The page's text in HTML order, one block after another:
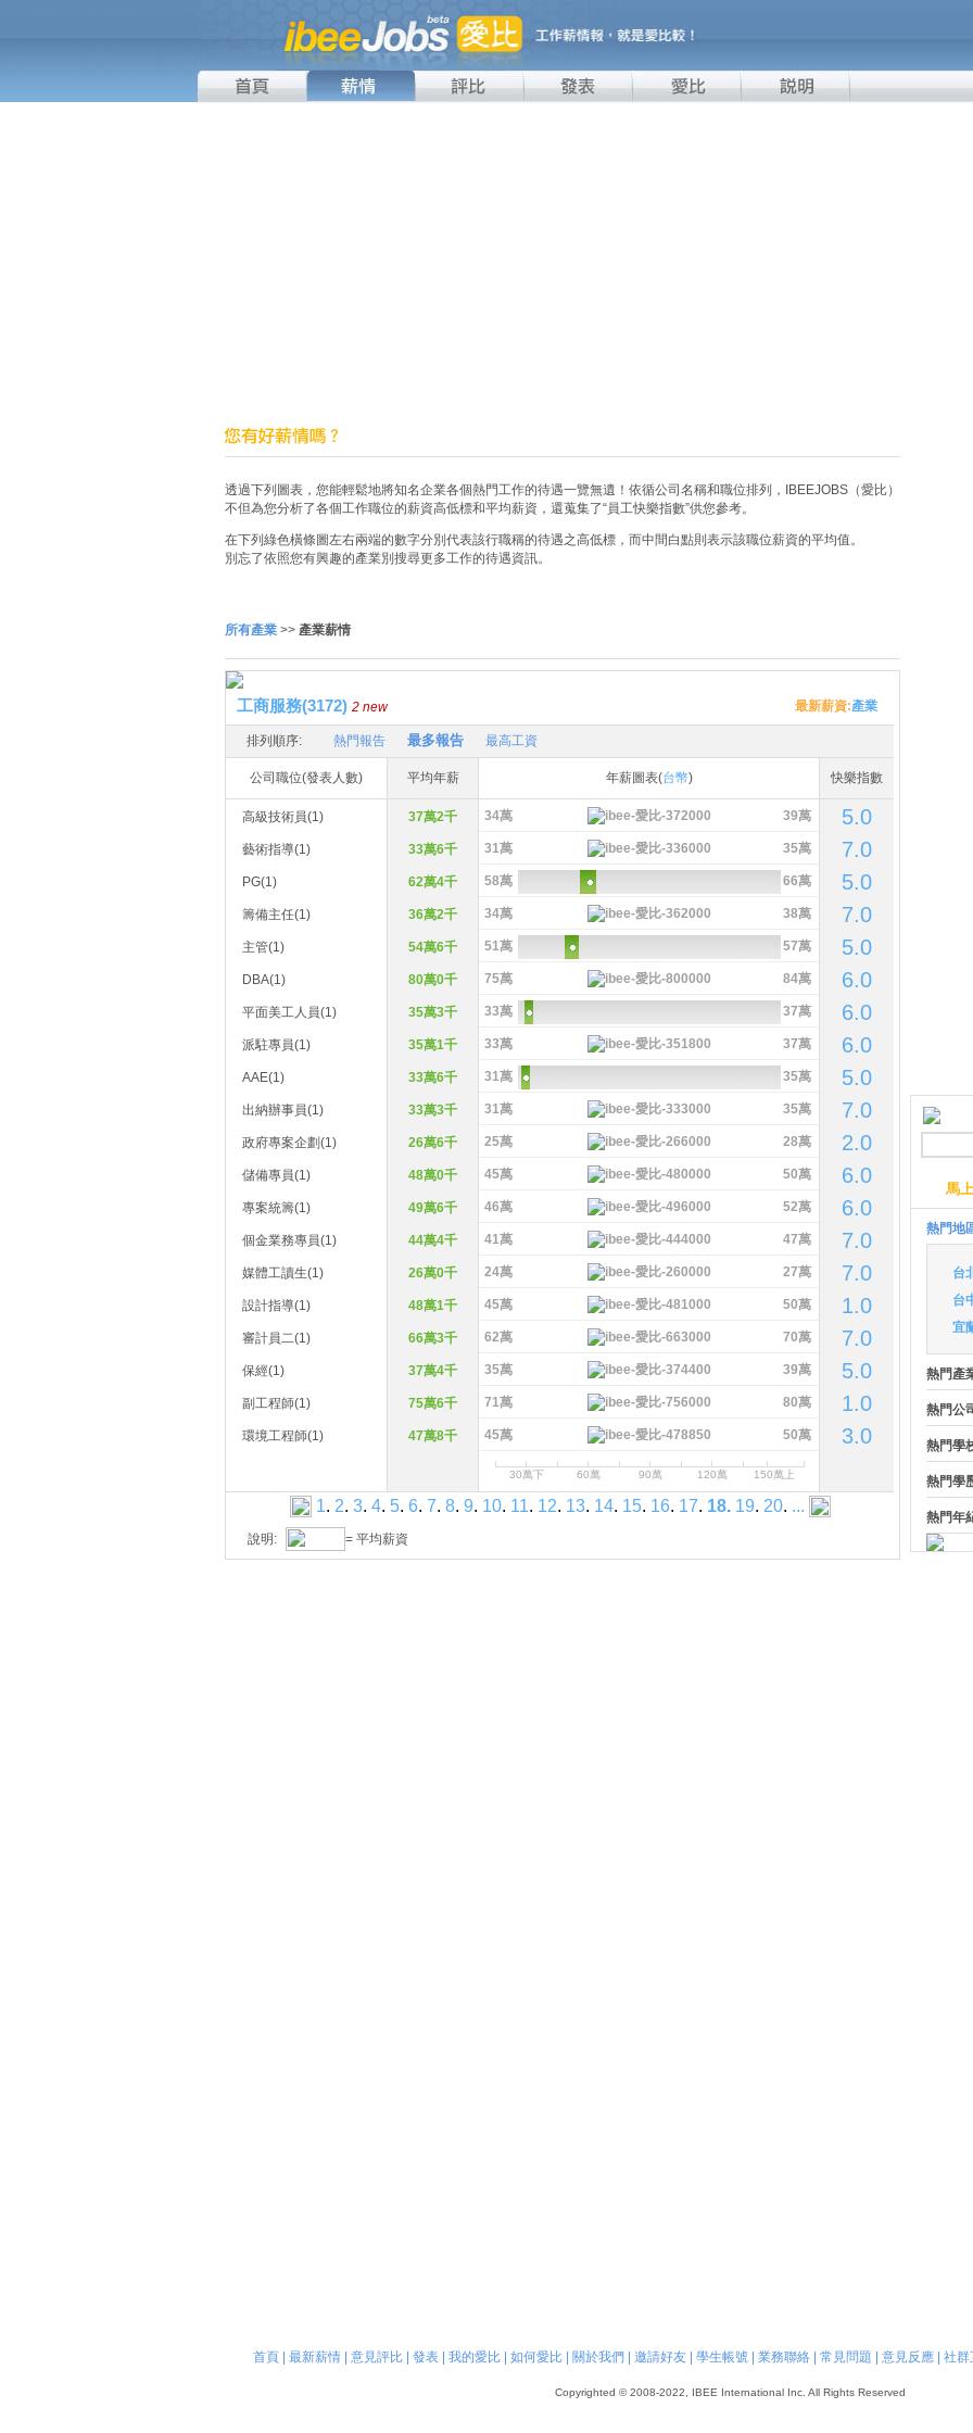
透過下列圖表，您能輕鬆地將知名企業各個熱門工作的待遇一覽無遺！依循公司名稱和職位排列，IBEEJOBS（愛比）
不但為您分析了各個工作職位的薪資高低標和平均薪資，還蒐集了“員工快樂指數”供您參考。
在下列綠色橫條圖左右兩端的數字分別代表該行職稱的待遇之高低標，而中間白點則表示該職位薪資的平均值。
別忘了依照您有興趣的產業別搜尋更多工作的待遇資訊。
所有產業 >> 產業薪情
工商服務(3172) 2 new 最新薪資:產業
排列順序: 熱門報告 最多報告 最高工資
公司職位(發表人數) 平均年薪 年薪圖表(台幣) 快樂指數
高級技術員(1) 37萬2千 34萬 39萬 5.0
藝術指導(1) 33萬6千 31萬 35萬 7.0
PG(1) 62萬4千 58萬 66萬 5.0
籌備主任(1) 36萬2千 34萬 38萬 7.0
主管(1) 54萬6千 51萬 57萬 5.0
DBA(1) 80萬0千 75萬 84萬 6.0
平面美工人員(1) 35萬3千 33萬 37萬 6.0
派駐專員(1) 35萬1千 33萬 37萬 6.0
AAE(1) 33萬6千 31萬 35萬 5.0
出納辦事員(1) 33萬3千 31萬 35萬 7.0
政府專案企劃(1) 26萬6千 25萬 28萬 2.0
儲備專員(1) 48萬0千 45萬 50萬 6.0
專案統籌(1) 49萬6千 46萬 52萬 6.0
個金業務專員(1) 44萬4千 41萬 47萬 7.0
媒體工讀生(1) 26萬0千 24萬 27萬 7.0
設計指導(1) 48萬1千 45萬 50萬 1.0
審計員二(1) 66萬3千 62萬 70萬 7.0
保經(1) 37萬4千 35萬 39萬 5.0
副工程師(1) 75萬6千 71萬 80萬 1.0
環境工程師(1) 47萬8千 45萬 50萬 3.0
30萬下 60萬 90萬 120萬 150萬上
1. 2. 3. 4. 5. 6. 7. 8. 9. 10. 11. 12. 13. 14. 15. 16. 17. 18. 19. 20. ...
說明: = 平均薪資
馬
熱門地
台
台
宜
熱門產
熱門公
熱門學
熱門學
熱門年
首頁| 最新薪情| 意見評比| 發表| 我的愛比| 如何愛比| 關於我們 邀請好友| 學生帳號| 業務聯絡| 常見問題 意見反應| 社群
Copyrighted © 2008-2022, IBEE International Inc. All Rights Reserved